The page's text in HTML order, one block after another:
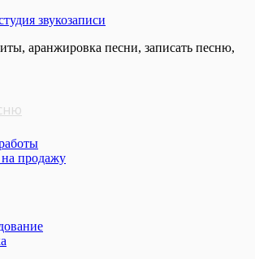
аранжировка песни, записать песню,
продажу